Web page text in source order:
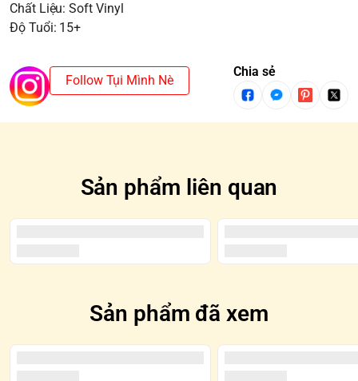
Chất Liệu: Soft Vinyl
Độ Tuổi: 15+
Follow Tụi Mình Nè
Chia sẻ
Sản phẩm liên quan
Sản phẩm đã xem